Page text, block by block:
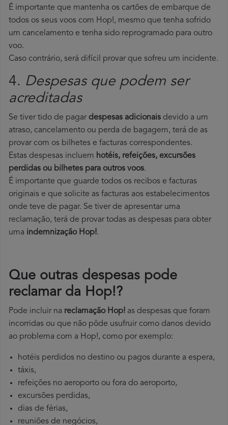
É importante que mantenha os cartões de embarque de
todos os seus voos com Hop!, mesmo que tenha sofrido
um cancelamento e tenha sido reprogramado para outro
voo.
Caso contrário, será difícil provar que sofreu um incidente.
4. Despesas que podem ser
acreditadas
Se tiver tido de pagardespesas adicionais devido a um
atraso, cancelamento ou perda de bagagem, terá de as
provar com os bilhetes e facturas correspondentes.
Estas despesas incluem hotéis, refeições, excursões
perdidas ou bilhetes para outros voos.
É importante que guarde todos os recibos e facturas
originais e que solicite as facturas aos estabelecimentos
onde teve de pagar. Se tiver de apresentar uma
reclamação, terá de provar todas as despesas para obter
uma indemnização Hop!.
Que outras despesas pode
reclamar da Hop!?
Pode incluir na reclamação Hop! as despesas que foram
incorridas ou que não pôde usufruir como danos devido
ao problema com a Hop!, como por exemplo:
hotéis perdidos no destino ou pagos durante a espera,
táxis,
refeições no aeroporto ou fora do aeroporto,
excursões perdidas,
dias de férias,
reuniões de negócios,